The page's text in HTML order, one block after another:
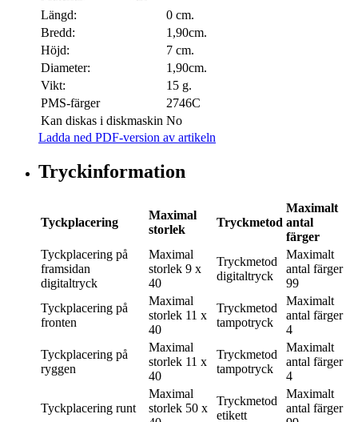
Längd:
0 cm.
Bredd:
1,90cm.
Höjd:
7 cm.
Diameter:
1,90cm.
Vikt:
15 g.
PMS-färger
2746C
Kan diskas i diskmaskin No
Ladda ned PDF-version av artikeln
Tryckinformation
Tyckplacering
Maximal
storlek
Tryckmetod
Maximalt
antal
färger
Tyckplacering på
framsidan
digitaltryck
Maximal
storlek 9 x
40
Tryckmetod
digitaltryck
Maximalt
antal färger
99
Tyckplacering på
fronten
Maximal
storlek 11 x
40
Tryckmetod
tampotryck
Maximalt
antal färger
4
Tyckplacering på
ryggen
Maximal
storlek 11 x
40
Tryckmetod
tampotryck
Maximalt
antal färger
4
Tyckplacering runt
Maximal
storlek 50 x
Tryckmetod
etikett
Maximalt
antal färger